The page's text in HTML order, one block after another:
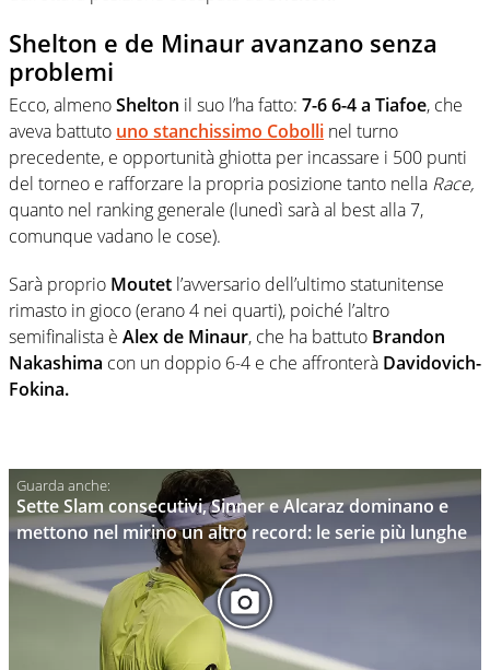
Shelton e de Minaur avanzano senza
problemi
Ecco, almenoShelton il suo l’ha fatto: 7-6 6-4 a Tiafoe, che
aveva battuto uno stanchissimo Cobolli nel turno
precedente, e opportunità ghiotta per incassare i 500 punti
del torneo e rafforzare la propria posizione tanto nella Race,
quanto nel ranking generale (lunedì sarà al best alla 7,
comunque vadano le cose).
Sarà proprio Moutet l’avversario dell’ultimo statunitense
rimasto in gioco (erano 4 nei quarti), poiché l’altro
semifinalista è Alex de Minaur, che ha battuto Brandon
Nakashima con un doppio 6-4 e che affronterà Davidovich-
Fokina.
Sette Slam consecutivi, Sinner e Alcaraz dominano e
mettono nel mirino un altro record: le serie più lunghe